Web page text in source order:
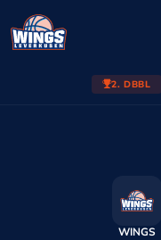
2. DBBL
WINGS